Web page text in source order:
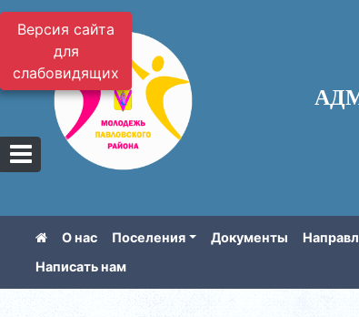
Версия сайта
для
слабовидящих
О нас Поселения Документы
Написать нам